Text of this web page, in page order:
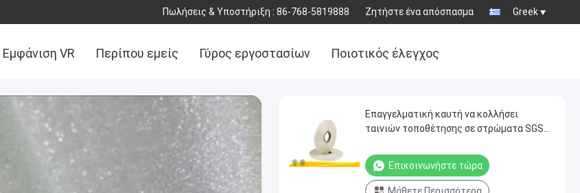
Πωλήσεις & Υποστήριξη : 86-768-5819888 Ζητήστε ένα απόσπασμα Greek
Εμφάνιση VR Περίπου εμείς Γύρος εργοστασίων Ποιοτικός έλεγχος
Επαγγελματική καυτή να κολλήσει
ταινιών τοποθέτησης σε στρώματα SGS
Επικοινωνήστε τώρα